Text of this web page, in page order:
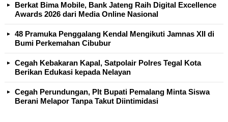
Berkat Bima Mobile, Bank Jateng Raih Digital Excellence
Awards 2026 dari Media Online Nasional
48 Pramuka Penggalang Kendal Mengikuti Jamnas XII di
Bumi Perkemahan Cibubur
Cegah Kebakaran Kapal, Satpolair Polres Tegal Kota
Berikan Edukasi kepada Nelayan
Cegah Perundungan, Plt Bupati Pemalang Minta Siswa
Berani Melapor Tanpa Takut Diintimidasi